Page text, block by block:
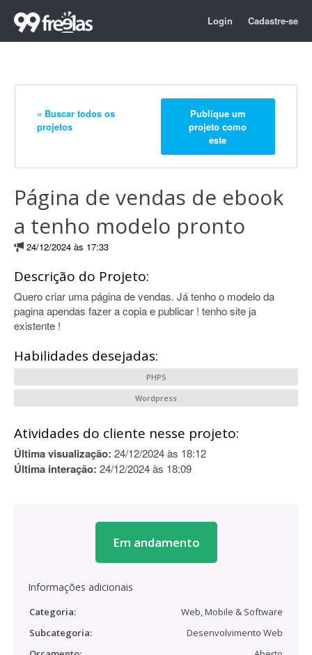
Login Cadastre-se
« Buscar todos os
projetos
Publique um
projeto como
este
Página de vendas de ebook
a tenho modelo pronto
24/12/2024 às 17:33
Descrição do Projeto:
Quero criar uma página de vendas. Já tenho o modelo da
pagina apendas fazer a copia e publicar ! tenho site ja
existente !
Habilidades desejadas:
PHP5
Wordpress
Atividades do cliente nesse projeto:
Última visualização: 24/12/2024 às 18:12
Última interação: 24/12/2024 às 18:09
Em andamento
Informações adicionais
Categoria:
Web, Mobile & Software
Subcategoria:
Desenvolvimento Web